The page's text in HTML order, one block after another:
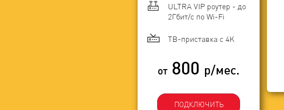
ULTRA VIP роутер - до
2Гбит/c по Wi-Fi
ТВ-приставка с 4K
от 800 р/мес.
ПОДКЛЮЧИТЬ